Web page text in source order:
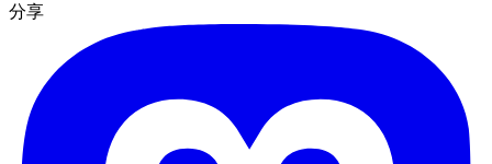
分享